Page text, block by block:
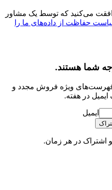
می‌کنید که توسط یک مشاور
حفاظت از داده‌های ما را
شما هستند.
ویژه فروش مجدد و
ایمیل
اشتراک در هر زمان.